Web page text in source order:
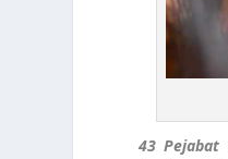
43 Pejabat